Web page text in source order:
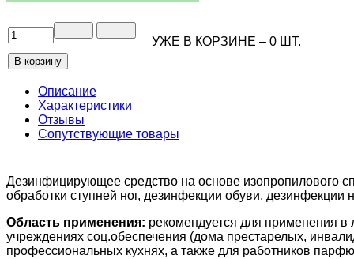
УЖЕ В КОРЗИНЕ – 0 ШТ.
Описание
Характеристики
Отзывы
Сопутствующие товары
Дезинфицирующее средство на основе изопропилового
обработки ступней ног, дезинфекции обуви,
Область применения: рекомендуется для применения
учреждениях соц.обеспечения (дома престарелых,
профессиональных кухнях, а также для работников